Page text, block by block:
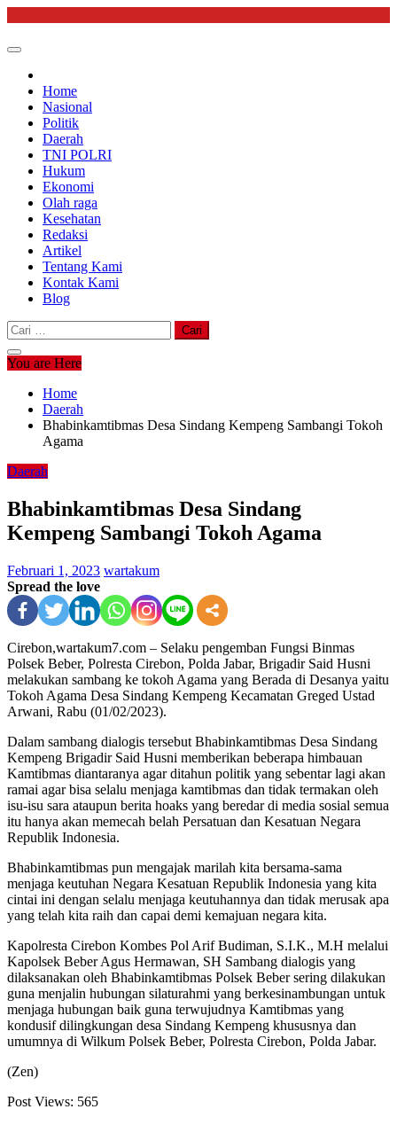
content
Home
Nasional
Politik
Daerah
TNI POLRI
Hukum
Ekonomi
Olah raga
Kesehatan
Redaksi
Artikel
Tentang Kami
Kontak Kami
Blog
Cari
untuk:
You are Here
Home
Daerah
Bhabinkamtibmas Desa Sindang Kempeng Sambangi Tokoh
Agama
Daerah
Bhabinkamtibmas Desa Sindang
Kempeng Sambangi Tokoh Agama
Februari 1, 2023 wartakum
Spread the love
Cirebon,wartakum7.com – Selaku pengemban Fungsi Binmas
Polsek Beber, Polresta Cirebon, Polda Jabar, Brigadir Said Husni
melakukan sambang ke tokoh Agama yang Berada di Desanya yaitu
Tokoh Agama Desa Sindang Kempeng Kecamatan Greged Ustad
Arwani, Rabu (01/02/2023).
Dalam sambang dialogis tersebut Bhabinkamtibmas Desa Sindang
Kempeng Brigadir Said Husni memberikan beberapa himbauan
Kamtibmas diantaranya agar ditahun politik yang sebentar lagi akan
ramai agar bisa selalu menjaga kamtibmas dan tidak termakan oleh
isu-isu sara ataupun berita hoaks yang beredar di media sosial semua
itu hanya akan memecah belah Persatuan dan Kesatuan Negara
Republik Indonesia.
Bhabinkamtibmas pun mengajak marilah kita bersama-sama
menjaga keutuhan Negara Kesatuan Republik Indonesia yang kita
cintai ini dengan selalu menjaga keutuhannya dan tidak merusak apa
yang telah kita raih dan capai demi kemajuan negara kita.
Kapolresta Cirebon Kombes Pol Arif Budiman, S.I.K., M.H melalui
Kapolsek Beber Agus Hermawan, SH Sambang dialogis yang
dilaksanakan oleh Bhabinkamtibmas Polsek Beber sering dilakukan
guna menjalin hubungan silaturahmi yang berkesinambungan untuk
menjaga hubungan baik guna terwujudnya Kamtibmas yang
kondusif dilingkungan desa Sindang Kempeng khususnya dan
umumnya di Wilkum Polsek Beber, Polresta Cirebon, Polda Jabar.
(Zen)
Post Views: 565